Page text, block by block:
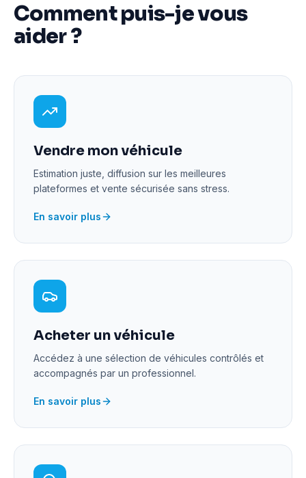
Comment puis-je vous
aider ?
Vendre mon véhicule
Estimation juste, diffusion sur les meilleures
plateformes et vente sécurisée sans stress.
En savoir plus
Acheter un véhicule
Accédez à une sélection de véhicules contrôlés et
accompagnés par un professionnel.
En savoir plus